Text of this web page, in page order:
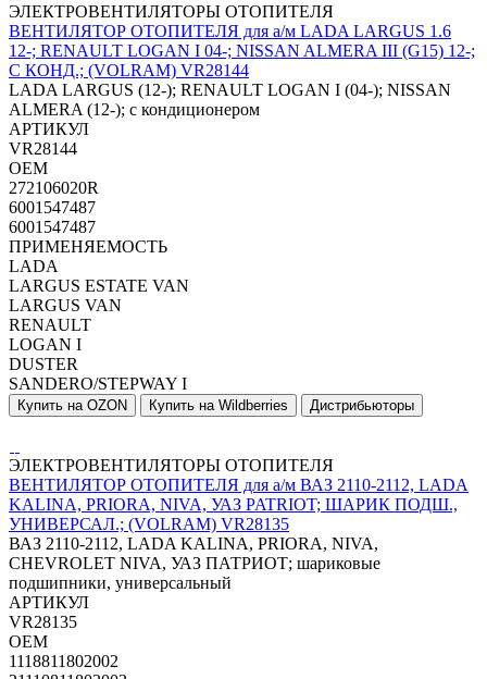
ЭЛЕКТРОВЕНТИЛЯТОРЫ ОТОПИТЕЛЯ
ВЕНТИЛЯТОР ОТОПИТЕЛЯ для а/м LADA LARGUS 1.6
12-; RENAULT LOGAN I 04-; NISSAN ALMERA III (G15) 12-;
С КОНД.; (VOLRAM) VR28144
LADA LARGUS (12-); RENAULT LOGAN I (04-); NISSAN
ALMERA (12-); с кондиционером
АРТИКУЛ
VR28144
OEM
272106020R
6001547487
6001547487
ПРИМЕНЯЕМОСТЬ
LADA
LARGUS ESTATE VAN
LARGUS VAN
RENAULT
LOGAN I
DUSTER
SANDERO/STEPWAY I
Купить на OZON Купить на Wildberries Дистрибьюторы
ЭЛЕКТРОВЕНТИЛЯТОРЫ ОТОПИТЕЛЯ
ВЕНТИЛЯТОР ОТОПИТЕЛЯ для а/м ВАЗ 2110-2112, LADA
KALINA, PRIORA, NIVA, УАЗ PATRIOT; ШАРИК ПОДШ.,
УНИВЕРСАЛ.; (VOLRAM) VR28135
ВАЗ 2110-2112, LADA KALINA, PRIORA, NIVA,
CHEVROLET NIVA, УАЗ ПАТРИОТ; шариковые
подшипники, универсальный
АРТИКУЛ
VR28135
OEM
1118811802002